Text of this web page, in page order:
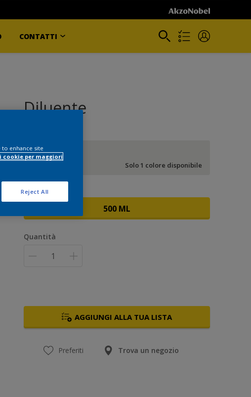
CONTATTI
Diluente
INCOLORE
Solo 1 colore disponibile
Formato
500 ML
Quantità
AGGIUNGI ALLA TUA LISTA
Preferiti Trova un negozio
to enhance site
cookie per maggiori
Reject All